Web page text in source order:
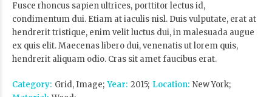
Fusce rhoncus sapien ultrices, porttitor lectus id,
condimentum dui. Etiam at iaculis nisl. Duis vulputate, erat at
hendrerit tristique, enim velit luctus dui, in malesuada augue
ex quis elit. Maecenas libero dui, venenatis ut lorem quis,
hendrerit aliquam odio. Cras sit amet faucibus erat.
Category Grid, Image Year 2015 Location New York